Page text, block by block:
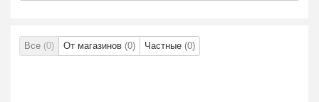
Все (0) От магазинов (0) Частные (0)